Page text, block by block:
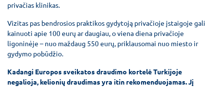
privačias klinikas.
Vizitas pas bendrosios praktikos gydytoją privačioje įstaigoje gali
kainuoti apie 100 eurų ar daugiau, o viena diena privačioje
ligoninėje – nuo maždaug 550 eurų, priklausomai nuo miesto ir
gydymo pobūdžio.
Kadangi Europos sveikatos draudimo kortelė Turkijoje
negalioja, kelionių draudimas yra itin rekomenduojamas. Jį